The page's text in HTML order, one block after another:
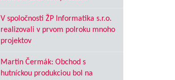
V spoločnosti ŽP Informatika s.r.o.
realizovali v prvom polroku mnoho
projektov
Martin Čermák: Obchod s
hutníckou produkciou bol na